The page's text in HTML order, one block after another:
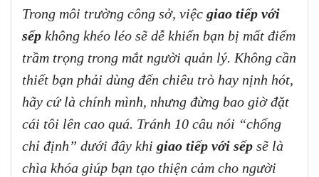
“Tôi chán!”
“Tôi không muốn làm việc cùng anh ấy / cô
ấy”
“Đó không phải là công việc của tôi”
Trong môi trường công sở, việc giao tiếp với
sếp không khéo léo sẽ dễ khiến bạn bị mất điểm
trầm trọng trong mắt người quản lý. Không cần
thiết bạn phải dùng đến chiêu trò hay nịnh hót,
hãy cứ là chính mình, nhưng đừng bao giờ đặt
cái tôi lên cao quá. Tránh 10 câu nói “chống
chỉ định” dưới đây khi giao tiếp với sếp sẽ là
chìa khóa giúp bạn tạo thiện cảm cho người